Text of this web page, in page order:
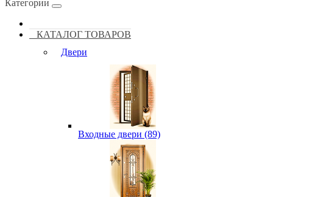
Категории
КАТАЛОГ ТОВАРОВ
Двери
Входные двери (89)